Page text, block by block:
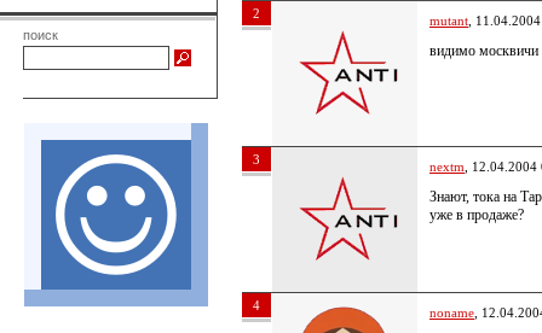
поиск
2 mutant ,
видимо москвичи
3 nextm ,
Знают, тока на
уже в продаже?
4 noname ,